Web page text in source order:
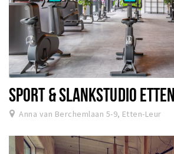
SPORT & SLANKSTUDIO
Anna van Berchemlaan 5-9, Etten-Leur